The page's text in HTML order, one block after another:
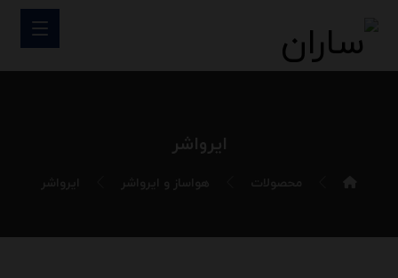
ایرواشر
محصولات هواساز و ایرواشر